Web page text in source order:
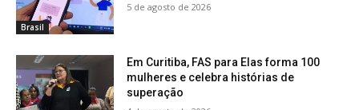
Brasil
5 de agosto de 2026
Em Curitiba, FAS para Elas forma 100
mulheres e celebra histórias de
superação